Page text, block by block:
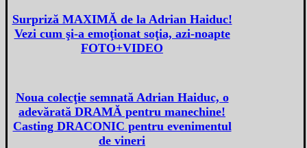
Surpriză MAXIMĂ de la Adrian Haiduc!
Vezi cum şi-a emoţionat soţia, azi-noapte
FOTO+VIDEO
Noua colecţie semnată Adrian Haiduc, o
adevărată DRAMĂ pentru manechine!
Casting DRACONIC pentru evenimentul
de vineri